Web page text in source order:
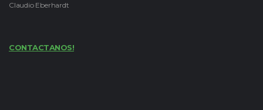
Claudio Eberhardt
CONTACTANOS!